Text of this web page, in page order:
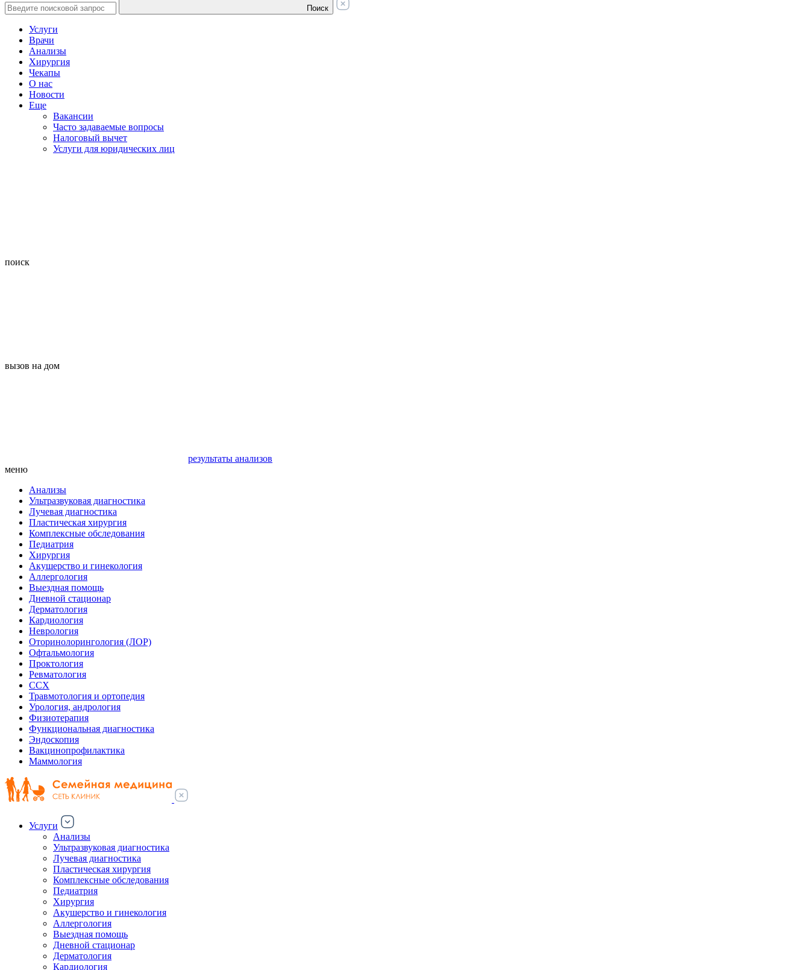
Поиск
Услуги
Врачи
Анализы
Хирургия
Чекапы
О нас
Новости
Еще
Вакансии
Часто задаваемые вопросы
Налоговый вычет
Услуги для юридических лиц
поиск
вызов на дом
результаты анализов
меню
Анализы
Ультразвуковая диагностика
Лучевая диагностика
Пластическая хирургия
Комплексные обследования
Педиатрия
Хирургия
Акушерство и гинекология
Аллергология
Выездная помощь
Дневной стационар
Дерматология
Кардиология
Неврология
Оторинолорингология (ЛОР)
Офтальмология
Проктология
Ревматология
ССХ
Травмотология и ортопедия
Урология, андрология
Физиотерапия
Функциональная диагностика
Эндоскопия
Вакцинопрофилактика
Маммология
Услуги
Анализы
Ультразвуковая диагностика
Лучевая диагностика
Пластическая хирургия
Комплексные обследования
Педиатрия
Хирургия
Акушерство и гинекология
Аллергология
Выездная помощь
Дневной стационар
Дерматология
Кардиология